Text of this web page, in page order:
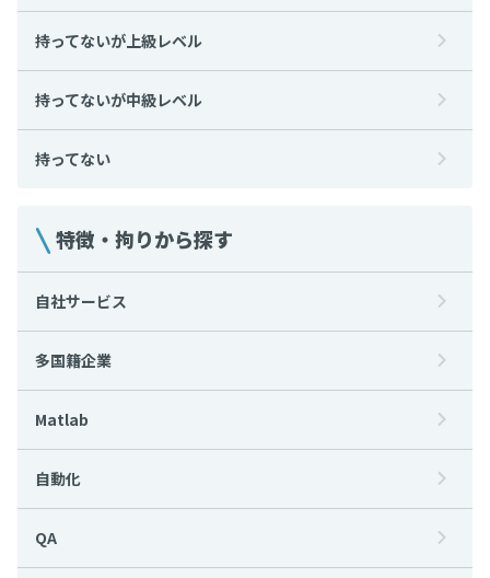
持ってないが上級レベル
持ってないが中級レベル
持ってない
特徴・拘りから探す
自社サービス
多国籍企業
Matlab
自動化
QA